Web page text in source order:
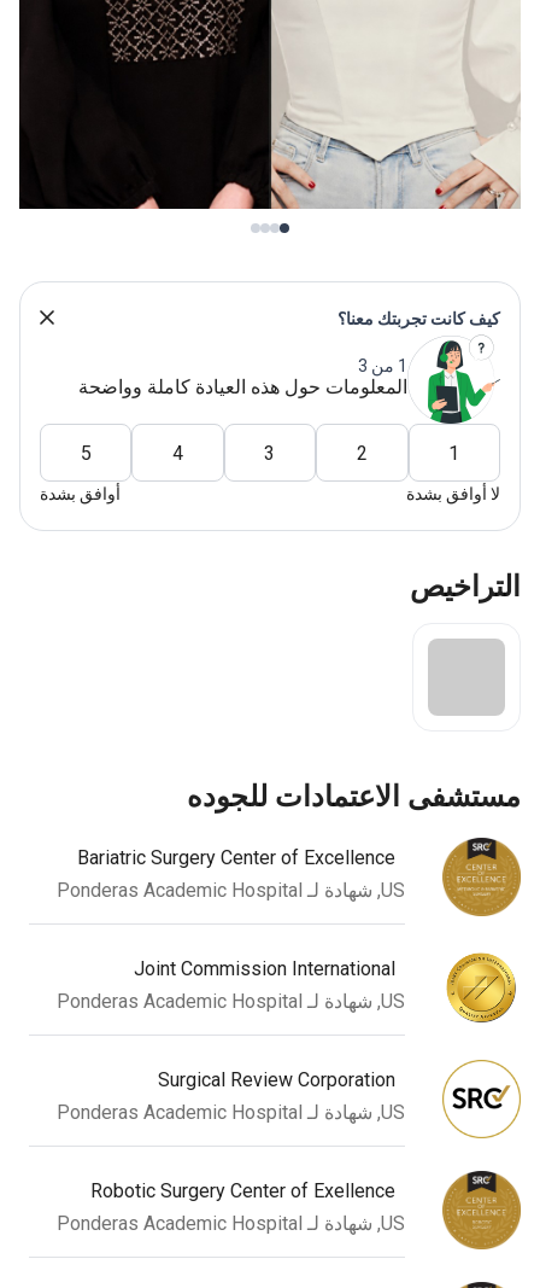
كانت تجربتك معنا؟
1 من 3
المعلومات حول هذه العيادة كاملة وواضحة
أوافق بشدة أوافق بشدة
الاعتمادات للجوده
Bariatric Surgery Center of Excellence
US, شهادة لـ Ponderas Academic Hospital
Joint Commission International
US, شهادة لـ Ponderas Academic Hospital
Surgical Review Corporation
US, شهادة لـ Ponderas Academic Hospital
Robotic Surgery Center of Exellence
US, شهادة لـ Ponderas Academic Hospital